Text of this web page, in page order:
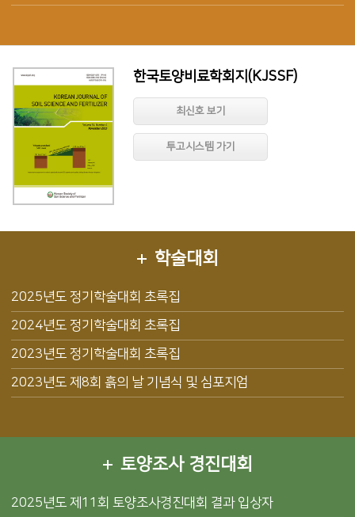
한국토양비료학회지(KJSSF)
최신호 보기
투고시스템 가기
학술대회
2025년도 정기학술대회 초록집
2024년도 정기학술대회 초록집
2023년도 정기학술대회 초록집
2023년도 제8회 흙의 날 기념식 및 심포지엄
토양조사 경진대회
2025년도 제11회 토양조사경진대회 결과 입상자